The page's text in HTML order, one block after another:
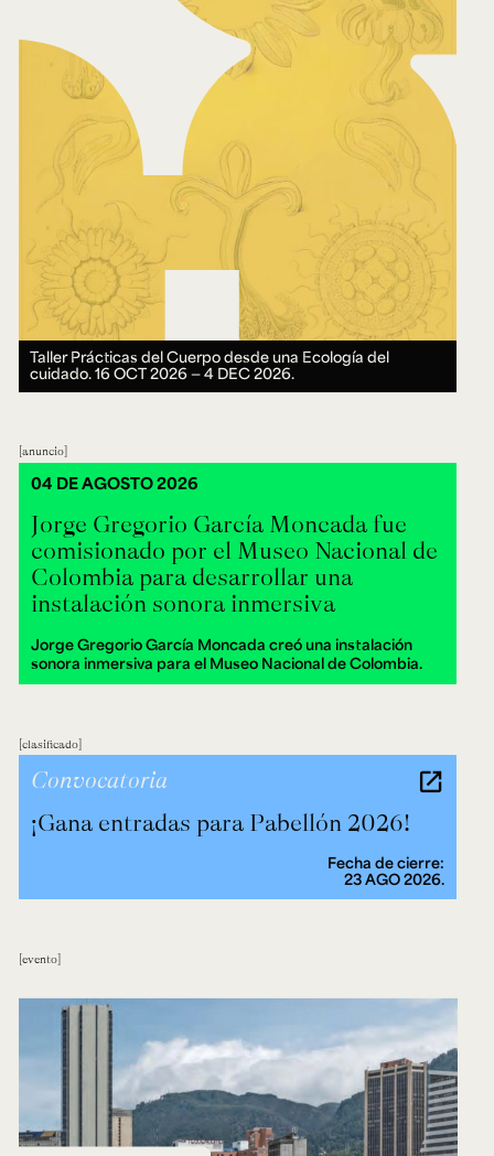
Taller Prácticas del Cuerpo desde una Ecología del
cuidado.16 OCT 2026 ― 4 DEC 2026.
anuncio
Jorge Gregorio García Moncada fue
comisionado por el Museo Nacional de
Colombia para desarrollar una
instalación sonora inmersiva
Jorge Gregorio García Moncada creó una instalación
sonora inmersiva para el Museo Nacional de Colombia.
04 DE AGOSTO 2026
clasificado
¡Gana entradas para Pabellón 2026!
Convocatoria
Fecha de cierre:
23 AGO 2026.
evento